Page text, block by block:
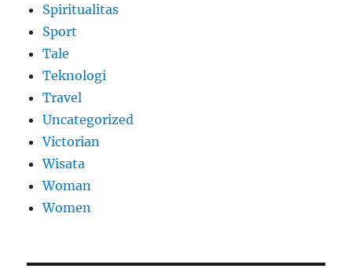
Spiritualitas
Sport
Tale
Teknologi
Travel
Uncategorized
Victorian
Wisata
Woman
Women